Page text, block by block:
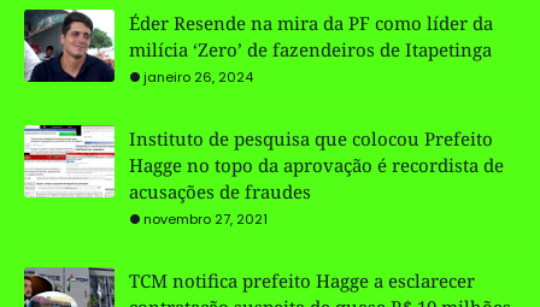
Éder Resende na mira da PF como líder da
milícia ‘Zero’ de fazendeiros de Itapetinga
janeiro 26, 2024
Instituto de pesquisa que colocou Prefeito
Hagge no topo da aprovação é recordista de
acusações de fraudes
novembro 27, 2021
TCM notifica prefeito Hagge a esclarecer